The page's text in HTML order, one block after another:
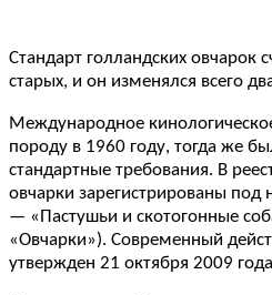
Стандарт голландских овчарок
старых, и он изменялся всего
Международное
породу в 1960 году, тогда же
стандартные требования. В
овчарки зарегистрированы
— «Пастушьи и скотогонные
«Овчарки»). Современный
утвержден 21 октября 2009